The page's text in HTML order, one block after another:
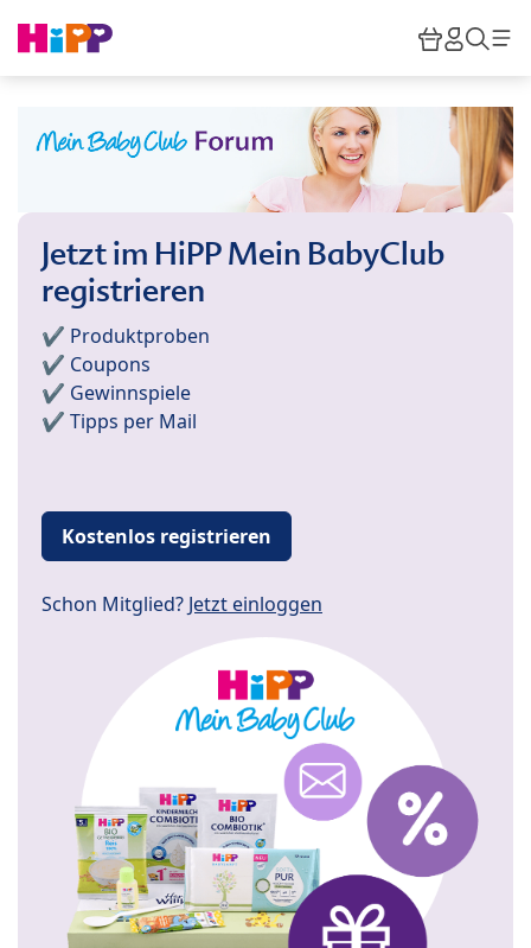
HiPP
Jetzt im HiPP Mein BabyClub
registrieren
✔️ Produktproben
✔️ Coupons
✔️ Gewinnspiele
✔️ Tipps per Mail
Kostenlos registrieren
Schon Mitglied? Jetzt einloggen